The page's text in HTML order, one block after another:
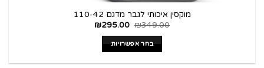
מוקסין איכותי לגבר מדגם 110-42
₪349.00
₪295.00
בחר אפשרויות